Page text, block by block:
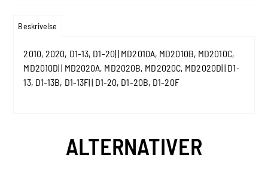
Beskrivelse
2010, 2020, D1-13, D1-20| | MD2010A, MD2010B, MD2010C,
MD2010D| | MD2020A, MD2020B, MD2020C, MD2020D| | D1-
13, D1-13B, D1-13F| | D1-20, D1-20B, D1-20F
ALTERNATIVER